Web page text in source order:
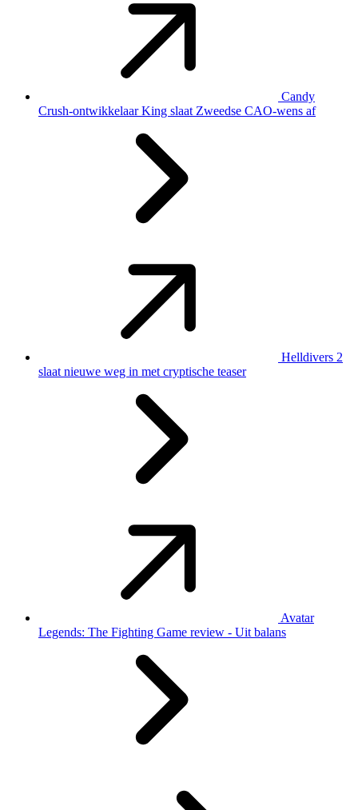
Candy
Crush-ontwikkelaar King slaat Zweedse CAO-wens af
Helldivers 2
slaat nieuwe weg in met cryptische teaser
Avatar
Legends: The Fighting Game review - Uit balans